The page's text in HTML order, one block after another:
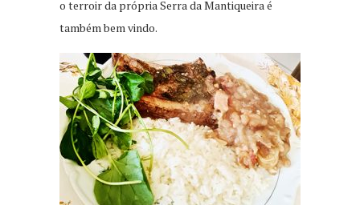
o terroir da própria Serra da Mantiqueira é
também bem vindo.